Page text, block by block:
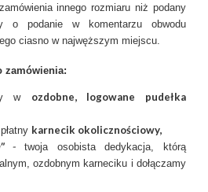
innego rozmiaru niż podany
o podanie w komentarzu obwodu
ciasno w najwęższym miejscu.
zamówienia:
w ozdobne, logowane pudełka
karnecik okolicznościowy,
-twoja osobista dedykacja, którą
ozdobnym karneciku i dołączamy